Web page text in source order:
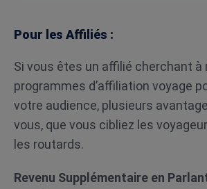
Pour les Affiliés :
Si vous êtes un affilié cherchant à
programmes d’affiliation voyage
votre audience, plusieurs
vous, que vous cibliez les
les routards.
Revenu Supplémentaire en